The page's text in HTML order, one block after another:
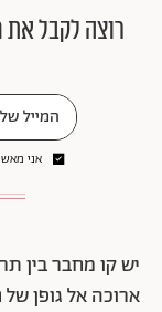
רוצה לקבל את
אני
יש קו מחבר בין
ארוכה אל גופן